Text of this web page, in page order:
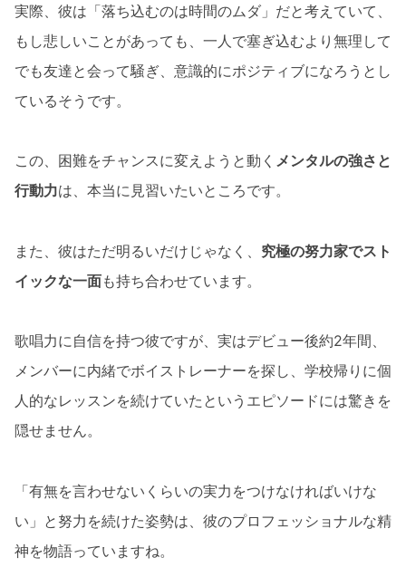
実際、彼は「落ち込むのは時間のムダ」だと考えていて、
もし悲しいことがあっても、一人で塞ぎ込むより無理して
でも友達と会って騒ぎ、意識的にポジティブになろうとし
ているそうです。
この、困難をチャンスに変えようと動く メンタルの強さと
行動力は、本当に見習いたいところです。
また、彼はただ明るいだけじゃなく、 究極の努力家でスト
イックな一面も持ち合わせています。
歌唱力に自信を持つ彼ですが、実はデビュー後約2年間、
メンバーに内緒でボイストレーナーを探し、学校帰りに個
人的なレッスンを続けていたというエピソードには驚きを
隠せません。
「有無を言わせないくらいの実力をつけなければいけな
い」と努力を続けた姿勢は、彼のプロフェッショナルな精
神を物語っていますね。